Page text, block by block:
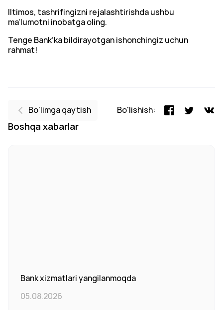
Iltimos, tashrifingizni rejalashtirishda ushbu
ma’lumotni inobatga oling.
Tenge Bank’ka bildirayotgan ishonchingiz uchun
rahmat!
Bo'limga qaytish Bo'lishish:
Boshqa xabarlar
Bank xizmatlari yangilanmoqda
05.08.2026